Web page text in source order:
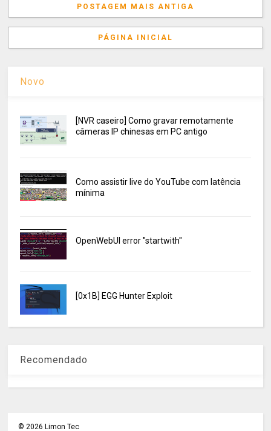
POSTAGEM MAIS ANTIGA
PÁGINA INICIAL
Novo
[NVR caseiro] Como gravar remotamente
câmeras IP chinesas em PC antigo
Como assistir live do YouTube com latência
mínima
OpenWebUI error "startwith"
[0x1B] EGG Hunter Exploit
Recomendado
©2026 Limon Tec